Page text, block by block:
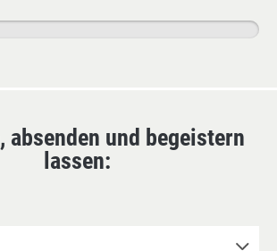
absenden und begeistern
lassen: